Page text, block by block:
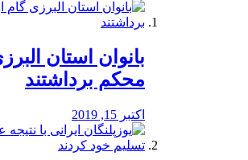
بانوان استان
محكم برداشتند
اکتبر 15, 2019